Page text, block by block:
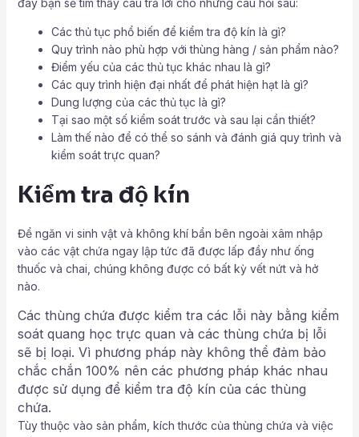
đây bạn sẽ tìm thấy câu trả lời cho những câu hỏi sau:
Các thủ tục phổ biến để kiểm tra độ kín là gì?
Quy trình nào phù hợp với thùng hàng / sản phẩm nào?
Điểm yếu của các thủ tục khác nhau là gì?
Các quy trình hiện đại nhất để phát hiện hạt là gì?
Dung lượng của các thủ tục là gì?
Tại sao một số kiểm soát trước và sau lại cần thiết?
Làm thế nào để có thể so sánh và đánh giá quy trình và
kiểm soát trực quan?
Kiểm tra độ kín
Để ngăn vi sinh vật và không khí bẩn bên ngoài xâm nhập
vào các vật chứa ngay lập tức đã được lấp đầy như ống
thuốc và chai, chúng không được có bất kỳ vết nứt và hở
nào.
Các thùng chứa được kiểm tra các lỗi này bằng kiểm
soát quang học trực quan và các thùng chứa bị lỗi
sẽ bị loại. Vì phương pháp này không thể đảm bảo
chắc chắn 100% nên các phương pháp khác nhau
được sử dụng để kiểm tra độ kín của các thùng
chứa.
Tùy thuộc vào sản phẩm, kích thước của thùng chứa và việc